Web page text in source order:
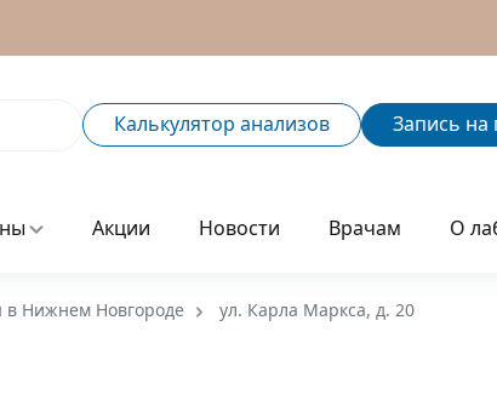
Калькулятор анализов Запись на
Акции Новости Врачам О
в Нижнем Новгороде ул. Карла Маркса, д. 20